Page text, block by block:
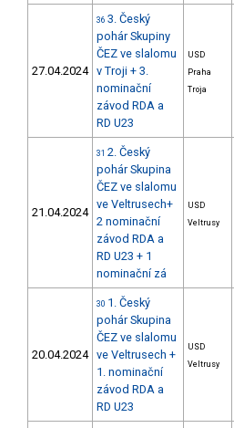
27.04.2024
36 3. Český
pohár Skupiny
ČEZ ve slalomu
v Troji + 3.
nominační
závod RDA a
RD U23
USD
Praha
Troja
21.04.2024
31 2. Český
pohár Skupina
ČEZ ve slalomu
ve Veltrusech+
2 nominační
závod RDA a
RD U23 + 1
nominační zá
USD
Veltrusy
20.04.2024
30 1. Český
pohár Skupina
ČEZ ve slalomu
ve Veltrusech +
1. nominační
závod RDA a
RD U23
USD
Veltrusy